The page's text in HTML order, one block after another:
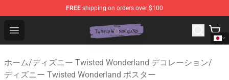
FREE shipping on orders over $100
Open menu
Twisted Wonderland Store - Official Twisted
ホーム/ディズニー Twisted Wonderland デコレーション/
ディズニー Twisted Wonderland ポスター